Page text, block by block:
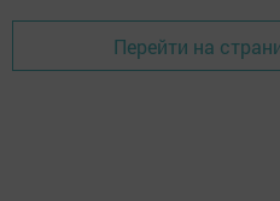
Перейти на